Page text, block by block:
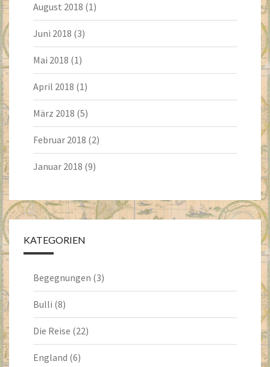
August 2018 (1)
Juni 2018 (3)
Mai 2018 (1)
April 2018 (1)
März 2018 (5)
Februar 2018 (2)
Januar 2018 (9)
KATEGORIEN
Begegnungen (3)
Bulli (8)
Die Reise (22)
England (6)